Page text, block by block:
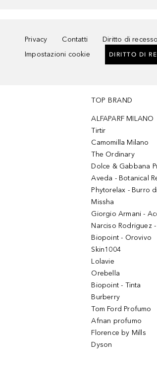
Privacy Contatti Diritto di recesso
Impostazioni cookie
DIRITTO DI
TOP BRAND
ALFAPARF MILANO
Tirtir
Camomilla Milano
The Ordinary
Dolce & Gabbana
Aveda - Botanical
Phytorelax - Burro
Missha
Giorgio Armani -
Narciso Rodriguez
Biopoint - Orovivo
Skin1004
Lolavie
Orebella
Biopoint - Tinta
Burberry
Tom Ford Profumo
Afnan profumo
Florence by Mills
Dyson